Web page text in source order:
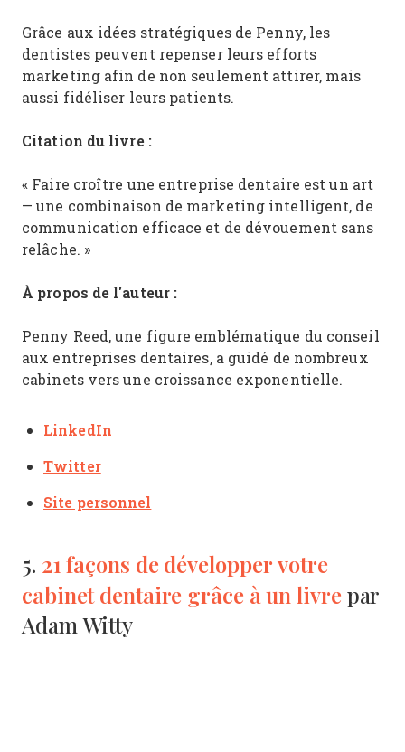
Grâce aux idées stratégiques de Penny, les
dentistes peuvent repenser leurs efforts
marketing afin de non seulement attirer, mais
aussi fidéliser leurs patients.
Citation du livre :
« Faire croître une entreprise dentaire est un art
— une combinaison de marketing intelligent, de
communication efficace et de dévouement sans
relâche. »
À propos de l'auteur :
Penny Reed, une figure emblématique du conseil
aux entreprises dentaires, a guidé de nombreux
cabinets vers une croissance exponentielle.
LinkedIn
Twitter
Site personnel
5. 21 façons de développer votre
cabinet dentaire grâce à un livre par
Adam Witty